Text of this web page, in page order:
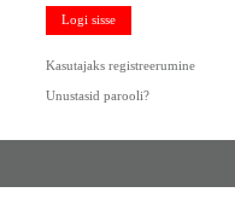
Logi sisse
Kasutajaks registreerumine
Unustasid parooli?